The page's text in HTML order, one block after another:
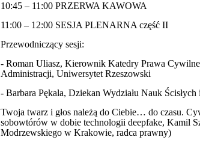
10:45 – 11:00 PRZERWA KAWOWA
11:00 – 12:00 SESJA PLENARNA część II
Przewodniczący sesji:
- Roman Uliasz, Kierownik Katedry Prawa
Administracji, Uniwersytet Rzeszowski
- Barbara Pękala, Dziekan Wydziału Nauk
Twoja twarz i głos należą do Ciebie… do czasu.
sobowtórów w dobie technologii deepfake, Kamil
Modrzewskiego w Krakowie, radca prawny)